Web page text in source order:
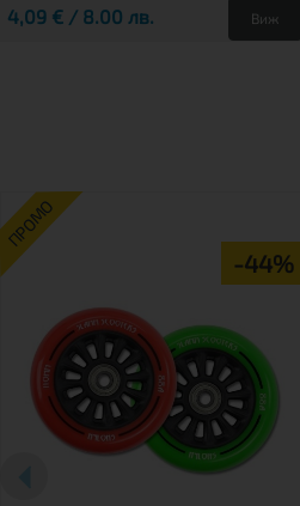
4,09 € / 8.00 лв. Виж
ПРОМО
-44%